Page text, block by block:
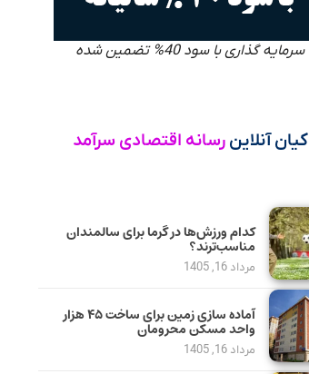
سرمایه گذاری با سود 40% تضمین شده
کیان آنلاین رسانه اقتصادی سرآمد
کدام ورزش‌ها در گرما برای سالمندان
مناسب‌ترند؟
مرداد 16, 1405
آماده سازی زمین برای ساخت ۴۵ هزار
واحد مسکن محرومان
مرداد 16, 1405